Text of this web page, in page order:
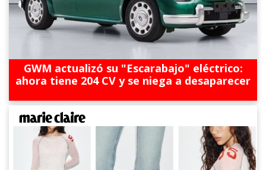
GWM actualizó su "Escarabajo" eléctrico:
ahora tiene 204 CV y se niega a desaparecer